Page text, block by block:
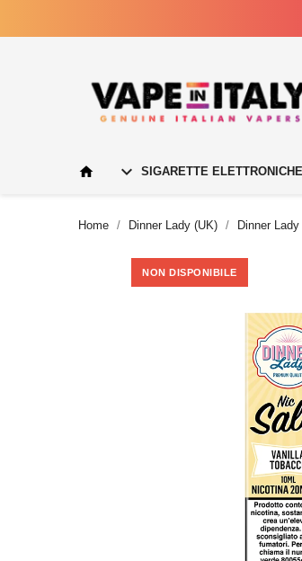
  SIGARETTE ELETTRONICHE
Home Dinner Lady (UK) Dinner
NON DISPONIBILE